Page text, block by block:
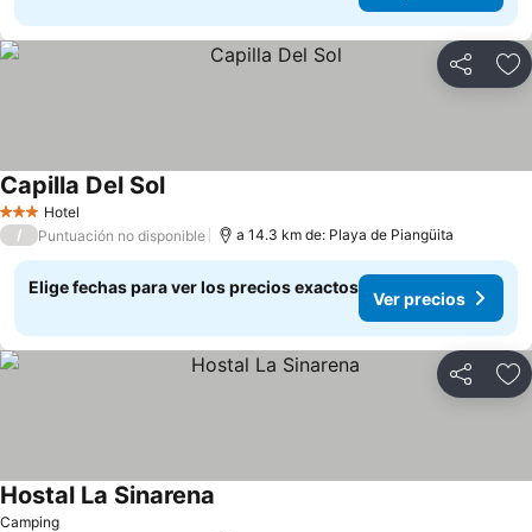
Compartir
3 Estrellas
Hotel
Capilla Del SolVer precios
/ Puntuación no disponible a 14.3 km de: Playa de Piangüita
Elige fechas para ver los precios exactos
Ver precios
Compartir
Camping
Hostal La Sinarena